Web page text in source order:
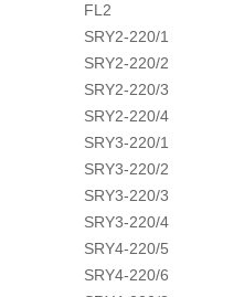
FL2
SRY2-220/1
SRY2-220/2
SRY2-220/3
SRY2-220/4
SRY3-220/1
SRY3-220/2
SRY3-220/3
SRY3-220/4
SRY4-220/5
SRY4-220/6